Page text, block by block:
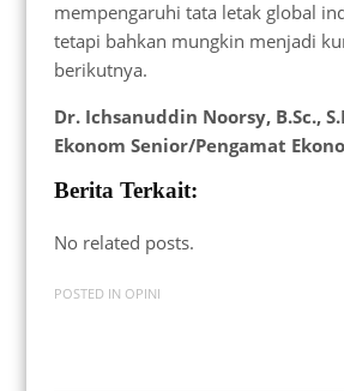
mempengaruhi tata letak global
tetapi bahkan mungkin menjadi
berikutnya.
Dr. Ichsanuddin Noorsy, B.Sc.,
Ekonom Senior/Pengamat
Berita Terkait:
No related posts.
POSTED IN OPINI